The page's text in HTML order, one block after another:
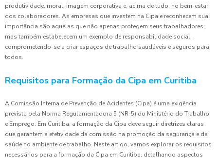
produtividade, moral, imagem corporativa e, acima de tudo, no bem-estar
dos colaboradores. As empresas que investem na Cipa e reconhecem sua
importância são aquelas que não apenas protegem seus trabalhadores,
mas também estabelecem um exemplo de responsabilidade social,
comprometendo-se a criar espaços de trabalho saudáveis e seguros para
todos.
Requisitos para Formação da Cipa em Curitiba
A Comissão Interna de Prevenção de Acidentes (Cipa) é uma exigência
prevista pela Norma Regulamentadora 5 (NR-5) do Ministério do Trabalho
e Emprego. Em Curitiba, a formação da Cipa deve seguir diretrizes claras
que garantem a efetividade da comissão na promoção da segurança e da
saúde no ambiente de trabalho. Neste artigo, vamos explorar os requisitos
necessários para a formação da Cipa em Curitiba, detalhando aspectos